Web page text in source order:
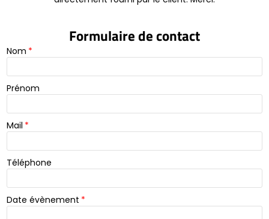
Formulaire de contact
Nom *
Prénom
Mail *
Téléphone
Date évènement *